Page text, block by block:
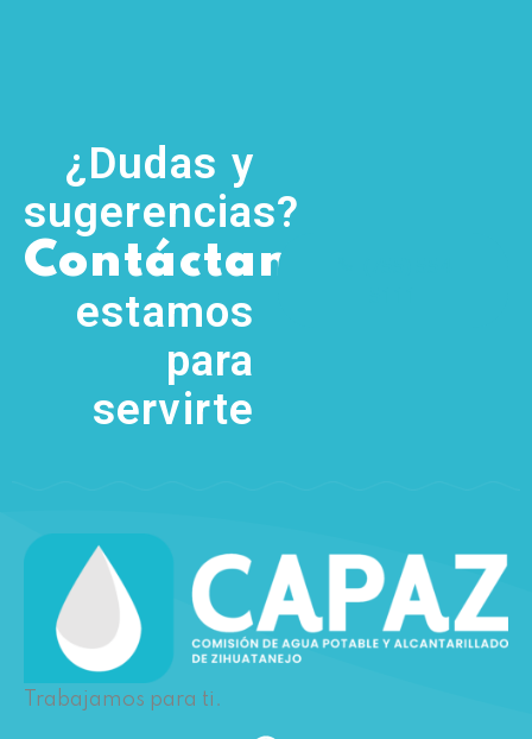
¿Dudas y
sugerencias?
Contáctanos
estamos
para
servirte
Trabajamos para ti.